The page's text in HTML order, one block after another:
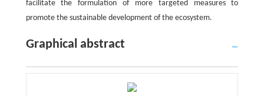
facilitate the formulation of more targeted measures to
promote the sustainable development of the ecosystem.
Graphical abstract